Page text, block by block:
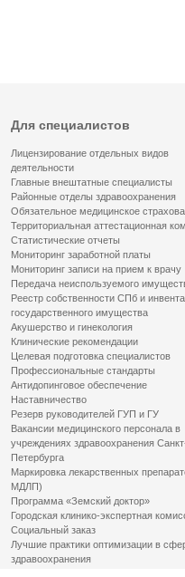
Для специалистов
Лицензирование отдельных видов
деятельности
Главные внештатные специалисты
Районные отделы здравоохранения
Обязательное медицинское
Территориальная аттестационная
Статистические отчеты
Мониторинг заработной платы
Мониторинг записи на прием к врачу
Передача неиспользуемого
Реестр собственности СПб и
государственного имущества
Акушерство и гинекология
Клинические рекомендации
Целевая подготовка специалистов
Профессиональные стандарты
Антидопинговое обеспечение
Наставничество
Резерв руководителей ГУП и ГУ
Вакансии медицинского персонала в
учреждениях здравоохранения
Петербурга
Маркировка лекарственных
МДЛП)
Программа «Земский доктор»
Городская клинико-экспертная
Социальный заказ
Лучшие практики оптимизации в
здравоохранения